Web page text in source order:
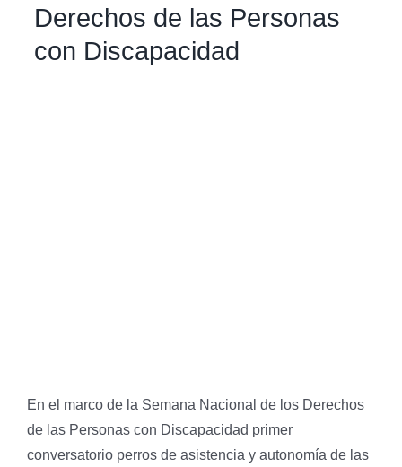
Derechos de las Personas
con Discapacidad
En el marco de la Semana Nacional de los Derechos
de las Personas con Discapacidad primer
conversatorio perros de asistencia y autonomía de las